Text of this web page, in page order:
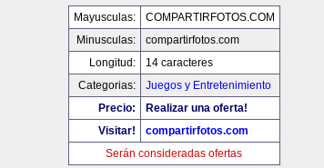
Mayusculas:
COMPARTIRFOTOS.COM
Minusculas:
compartirfotos.com
Longitud:
14 caracteres
Categorias:
Juegos y Entretenimiento
Precio:
Realizar una oferta!
Visitar!
compartirfotos.com
Serán consideradas ofertas